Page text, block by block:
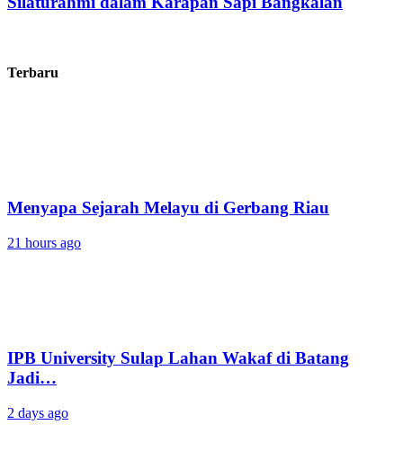
Terbaru
Menyapa Sejarah Melayu di Gerbang Riau
21 hours ago
IPB University Sulap Lahan Wakaf di Batang
Jadi…
2 days ago